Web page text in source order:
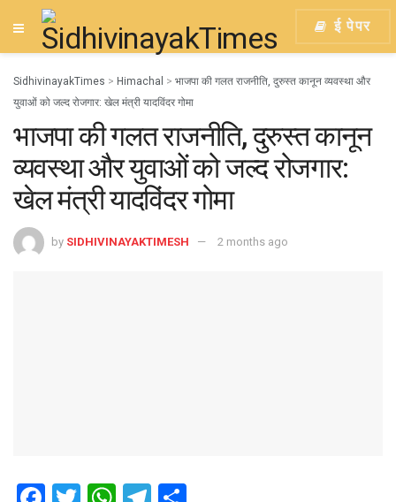
ई पेपर
SidhivinayakTimes > Himachal > भाजपा की गलत राजनीति, दुरुस्त कानून व्यवस्था और
युवाओं को जल्द रोजगार: खेल मंत्री यादविंदर गोमा
भाजपा की गलत राजनीति, दुरुस्त कानून
व्यवस्था और युवाओं को जल्द रोजगार:
खेल मंत्री यादविंदर गोमा
by SIDHIVINAYAKTIMESH 2 months ago